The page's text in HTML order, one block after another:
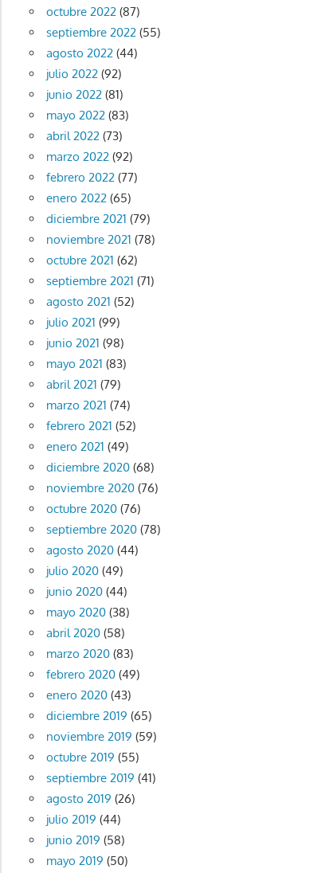
octubre 2022(87)
septiembre 2022(55)
agosto 2022(44)
julio 2022(92)
junio 2022(81)
mayo 2022(83)
abril 2022(73)
marzo 2022(92)
febrero 2022(77)
enero 2022(65)
diciembre 2021 (79)
noviembre 2021 (78)
octubre 2021 (62)
septiembre 2021 (71)
agosto 2021 (52)
julio 2021 (99)
junio 2021 (98)
mayo 2021 (83)
abril 2021 (79)
marzo 2021 (74)
febrero 2021 (52)
enero 2021 (49)
diciembre 2020(68)
noviembre 2020(76)
octubre 2020(76)
septiembre 2020(78)
agosto 2020(44)
julio 2020(49)
junio 2020(44)
mayo 2020(38)
abril 2020(58)
marzo 2020(83)
febrero 2020(49)
enero 2020(43)
diciembre 2019 (65)
noviembre 2019 (59)
octubre 2019 (55)
septiembre 2019 (41)
agosto 2019 (26)
julio 2019 (44)
junio 2019 (58)
mayo 2019 (50)